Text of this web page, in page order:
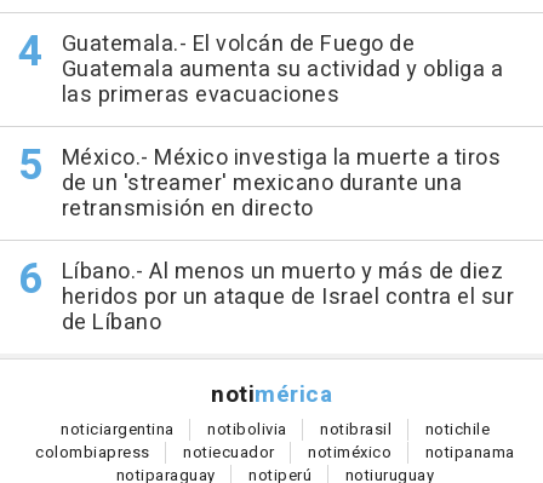
Guatemala.- El volcán de Fuego de
Guatemala aumenta su actividad y obliga a
las primeras evacuaciones
México.- México investiga la muerte a tiros
de un 'streamer' mexicano durante una
retransmisión en directo
Líbano.- Al menos un muerto y más de diez
heridos por un ataque de Israel contra el sur
de Líbano
notimérica
noticiargentina notibolivia notibrasil notichile
colombiapress notiecuador notiméxico notipanama
notiparaguay notiperú notiuruguay